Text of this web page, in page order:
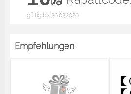
gültig bis 30.03.2020
Empfehlungen